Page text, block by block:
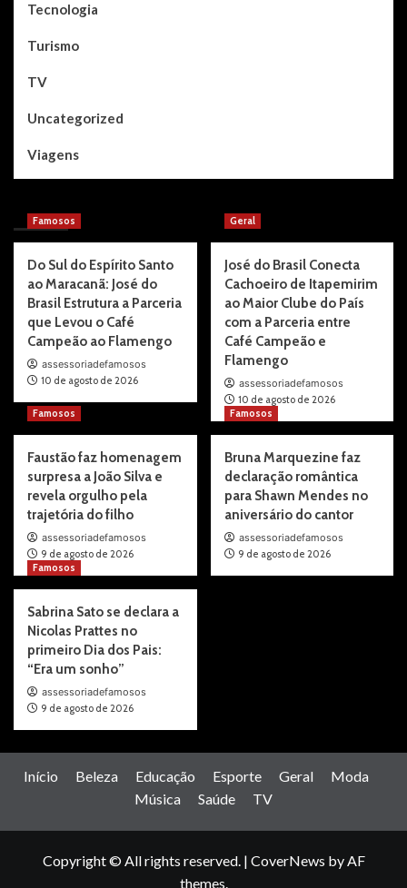
Tecnologia
Turismo
TV
Uncategorized
Viagens
You may have missed
Famosos
Do Sul do Espírito Santo
ao Maracanã: José do
Brasil Estrutura a Parceria
que Levou o Café
Campeão ao Flamengo
assessoriadefamosos
10 de agosto de 2026
Geral
José do Brasil Conecta
Cachoeiro de Itapemirim
ao Maior Clube do País
com a Parceria entre
Café Campeão e
Flamengo
assessoriadefamosos
10 de agosto de 2026
Famosos
Faustão faz homenagem
surpresa a João Silva e
revela orgulho pela
trajetória do filho
assessoriadefamosos
9 de agosto de 2026
Famosos
Bruna Marquezine faz
declaração romântica
para Shawn Mendes no
aniversário do cantor
assessoriadefamosos
9 de agosto de 2026
Famosos
Sabrina Sato se declara a
Nicolas Prattes no
primeiro Dia dos Pais:
“Era um sonho”
assessoriadefamosos
9 de agosto de 2026
Início Beleza Educação Esporte Geral
Moda
Música
Saúde TV
Copyright © All rights reserved. | CoverNews by AF
themes.